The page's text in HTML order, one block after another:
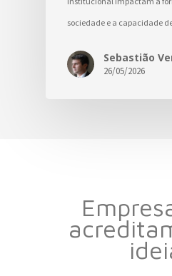
sociedade e a capacidade
Sebastião
26/05/2026